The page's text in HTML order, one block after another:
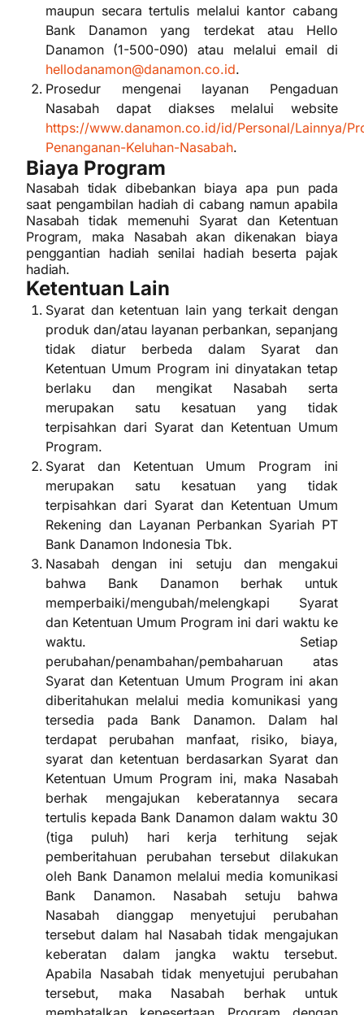
maupun secara tertulis melalui kantor cabang
Bank Danamon yang terdekat atau Hello
Danamon (1-500-090) atau melalui email di
hellodanamon@danamon.co.id.
Prosedur mengenai layanan Pengaduan
Nasabah dapat diakses melalui website
https://www.danamon.co.id/id/Personal/Lainnya/
Penanganan-Keluhan-Nasabah.
Biaya Program
Nasabah tidak dibebankan biaya apa pun pada
saat pengambilan hadiah di cabang namun apabila
Nasabah tidak memenuhi Syarat dan Ketentuan
Program, maka Nasabah akan dikenakan biaya
penggantian hadiah senilai hadiah beserta pajak
hadiah.
Ketentuan Lain
Syarat dan ketentuan lain yang terkait dengan
produk dan/atau layanan perbankan, sepanjang
tidak diatur berbeda dalam Syarat dan
Ketentuan Umum Program ini dinyatakan tetap
berlaku dan mengikat Nasabah serta
merupakan satu kesatuan yang tidak
terpisahkan dari Syarat dan Ketentuan Umum
Program.
Syarat dan Ketentuan Umum Program ini
merupakan satu kesatuan yang tidak
terpisahkan dari Syarat dan Ketentuan Umum
Rekening dan Layanan Perbankan Syariah PT
Bank Danamon Indonesia Tbk.
Nasabah dengan ini setuju dan mengakui
bahwa Bank Danamon berhak untuk
memperbaiki/mengubah/melengkapi Syarat
dan Ketentuan Umum Program ini dari waktu ke
waktu. Setiap
perubahan/penambahan/pembaharuan atas
Syarat dan Ketentuan Umum Program ini akan
diberitahukan melalui media komunikasi yang
tersedia pada Bank Danamon. Dalam hal
terdapat perubahan manfaat, risiko, biaya,
syarat dan ketentuan berdasarkan Syarat dan
Ketentuan Umum Program ini, maka Nasabah
berhak mengajukan keberatannya secara
tertulis kepada Bank Danamon dalam waktu 30
(tiga puluh) hari kerja terhitung sejak
pemberitahuan perubahan tersebut dilakukan
oleh Bank Danamon melalui media komunikasi
Bank Danamon. Nasabah setuju bahwa
Nasabah dianggap menyetujui perubahan
tersebut dalam hal Nasabah tidak mengajukan
keberatan dalam jangka waktu tersebut.
Apabila Nasabah tidak menyetujui perubahan
tersebut, maka Nasabah berhak untuk